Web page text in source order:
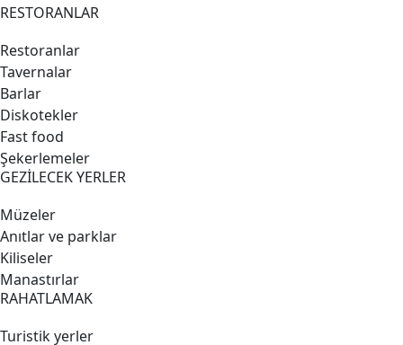
RESTORANLAR
Restoranlar
Tavernalar
Barlar
Diskotekler
Fast food
Şekerlemeler
GEZİLECEK YERLER
Müzeler
Anıtlar ve parklar
Kiliseler
Manastırlar
RAHATLAMAK
Turistik yerler